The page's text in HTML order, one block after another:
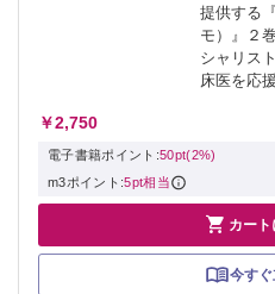
提供する
モ）』２
シャリス
床医を応
師の働き
そ「医者
￥2,750
電子書籍ポイント:50pt(2%)
m3ポイント:5pt相当
 カート
今す